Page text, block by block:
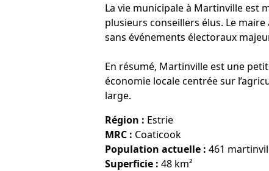
La vie municipale à Martinville est
plusieurs conseillers élus. Le
sans événements électoraux
En résumé, Martinville est une
économie locale centrée sur
large.
Région : Estrie
MRC : Coaticook
Population actuelle : 461
Superficie : 48 km²